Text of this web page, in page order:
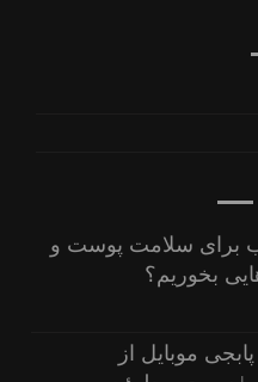
برای سلامت پوست و
بخوریم؟
موبایل از